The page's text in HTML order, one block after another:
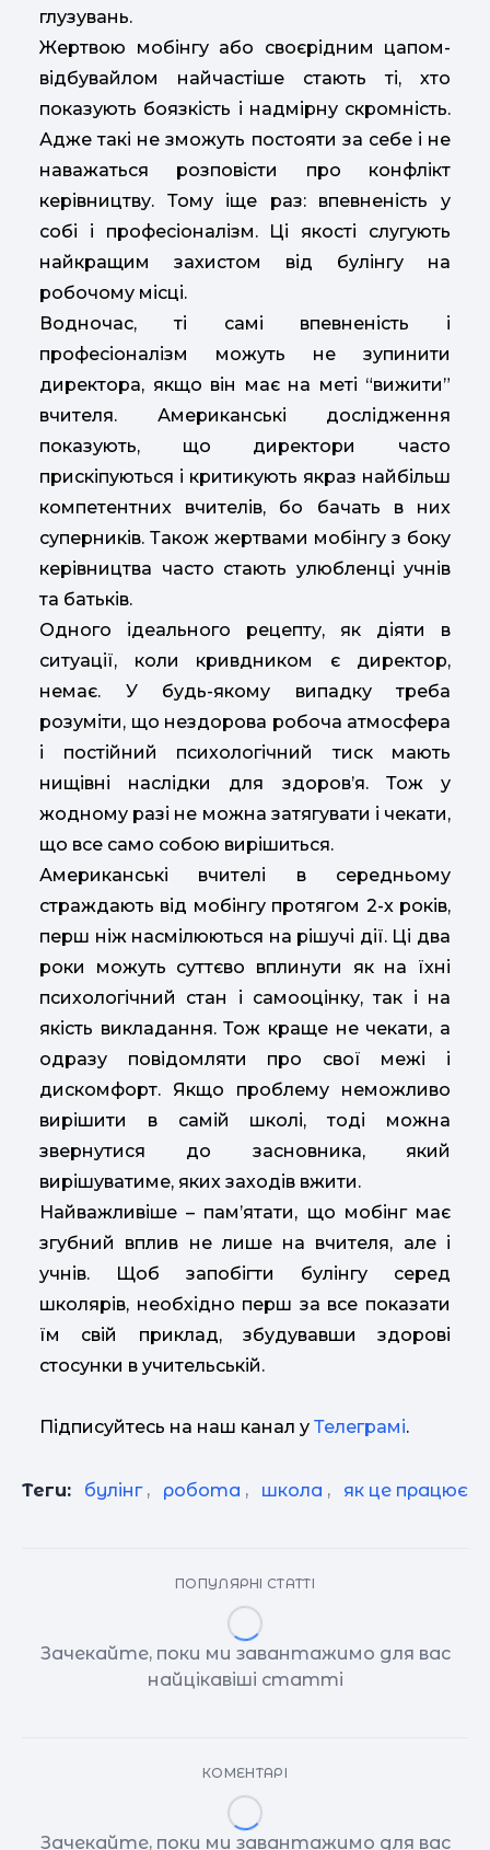
глузувань.
Жертвою мобінгу або своєрідним цапом-
відбувайлом найчастіше стають ті, хто
показують боязкість і надмірну скромність.
Адже такі не зможуть постояти за себе і не
наважаться розповісти про конфлікт
керівництву. Тому іще раз: впевненість у
собі і професіоналізм. Ці якості слугують
найкращим захистом від булінгу на
робочому місці.
Водночас, ті самі впевненість і
професіоналізм можуть не зупинити
директора, якщо він має на меті “вижити”
вчителя. Американські дослідження
показують, що директори часто
прискіпуються і критикують якраз найбільш
компетентних вчителів, бо бачать в них
суперників. Також жертвами мобінгу з боку
керівництва часто стають улюбленці учнів
та батьків.
Одного ідеального рецепту, як діяти в
ситуації, коли кривдником є директор,
немає. У будь-якому випадку треба
розуміти, що нездорова робоча атмосфера
і постійний психологічний тиск мають
нищівні наслідки для здоров’я. Тож у
жодному разі не можна затягувати і чекати,
що все само собою вирішиться.
Американські вчителі в середньому
страждають від мобінгу протягом 2-х років,
перш ніж насмілюються на рішучі дії. Ці два
роки можуть суттєво вплинути як на їхні
психологічний стан і самооцінку, так і на
якість викладання. Тож краще не чекати, а
одразу повідомляти про свої межі і
дискомфорт. Якщо проблему неможливо
вирішити в самій школі, тоді можна
звернутися до засновника, який
вирішуватиме, яких заходів вжити.
Найважливіше – пам’ятати, що мобінг має
згубний вплив не лише на вчителя, але і
учнів. Щоб запобігти булінгу серед
школярів, необхідно перш за все показати
їм свій приклад, збудувавши здорові
стосунки в учительській.
Підписуйтесь на наш канал у Телеграмі.
Теги: булінг , робота , школа , як це працює
ПОПУЛЯРНІ СТАТТІ
Зачекайте, поки ми завантажимо для вас
найцікавіші статті
КОМЕНТАРІ
Зачекайте, поки ми завантажимо для вас